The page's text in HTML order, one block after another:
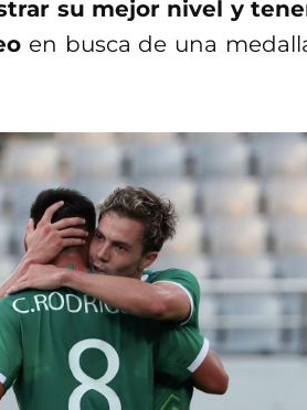
su mejor nivel y
en busca de una